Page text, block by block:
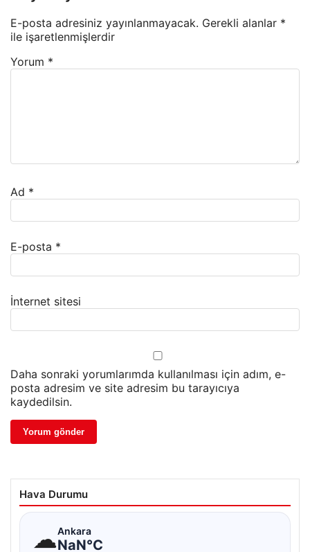
E-posta adresiniz yayınlanmayacak. Gerekli alanlar *
ile işaretlenmişlerdir
Yorum *
Ad *
E-posta *
İnternet sitesi
Daha sonraki yorumlarımda kullanılması için adım, e-
posta adresim ve site adresim bu tarayıcıya
kaydedilsin.
Hava Durumu
☁Ankara
NaN°C